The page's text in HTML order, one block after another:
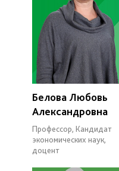
Белова Любовь
Александровна
Профессор, Кандидат
экономических наук,
доцент